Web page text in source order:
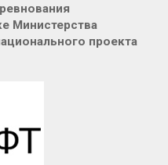
Министерства
проекта